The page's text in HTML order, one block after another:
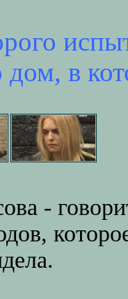
дом, в
-